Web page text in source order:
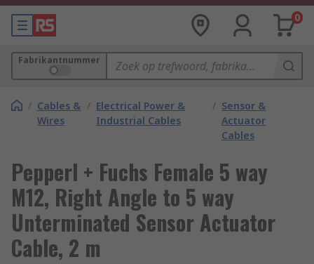
0
Fabrikantnummer
/ Cables &
Wires
/ Electrical Power &
Industrial Cables
/ Sensor &
Actuator
Cables
Pepperl + Fuchs Female 5 way
M12, Right Angle to 5 way
Unterminated Sensor Actuator
Cable, 2 m